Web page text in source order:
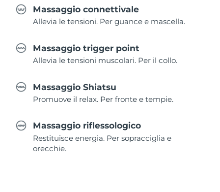
Massaggio connettivale
Allevia le tensioni. Per guance e mascella.
Massaggio trigger point
Allevia le tensioni muscolari. Per il collo.
Massaggio Shiatsu
Promuove il relax. Per fronte e tempie.
Massaggio riflessologico
Restituisce energia. Per sopracciglia e
orecchie.